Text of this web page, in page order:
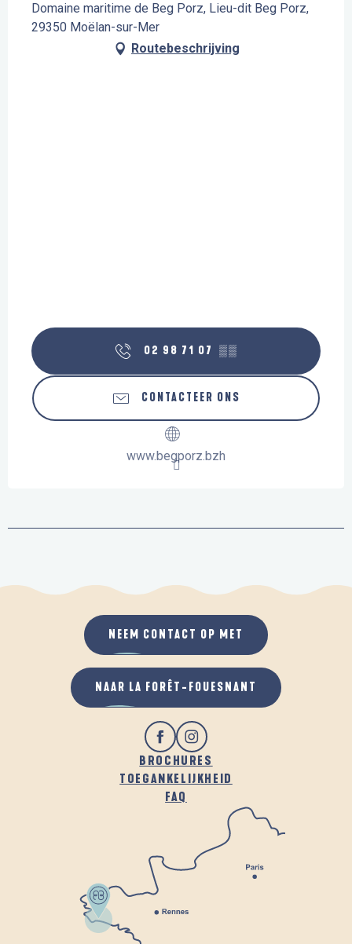
Domaine maritime de Beg Porz, Lieu-dit Beg Porz,
29350 Moëlan-sur-Mer
Routebeschrijving
02 98 71 07 ▒▒
CONTACTEER ONS
www.begporz.bzh
BROCHURES
TOEGANKELIJKHEID
FAQ
NEEM CONTACT OP MET
NAAR LA FORÊT-FOUESNANT